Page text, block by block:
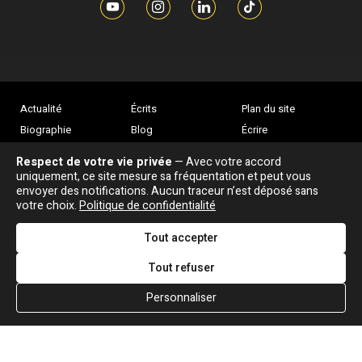
Actualité
Biographie
Discographie
Vidéographie
Concerts
Écrits
Blog
Pierre Goldman
JJG & moi
Qui est ?
Plan du site
Écrire
Crédits
complémentaires sur l’actualité de Jean-Jacques
Goldman,
Association "Parler d'sa vie" © Depuis 1997 - Tous droits réservés |
Respect de votre vie privée — Avec votre accord
uniquement, ce site mesure sa fréquentation et peut vous
envoyer des notifications. Aucun traceur n’est déposé sans
votre choix.Politique de confidentialité
Tout accepter
Tout refuser
Personnaliser